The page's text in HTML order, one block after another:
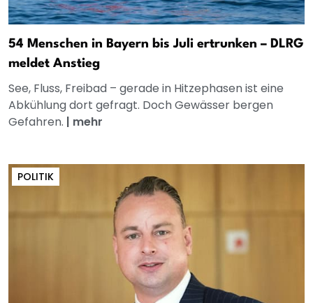
54 Menschen in Bayern bis Juli ertrunken – DLRG
meldet Anstieg
See, Fluss, Freibad – gerade in Hitzephasen ist eine
Abkühlung dort gefragt. Doch Gewässer bergen
Gefahren. | mehr
POLITIK